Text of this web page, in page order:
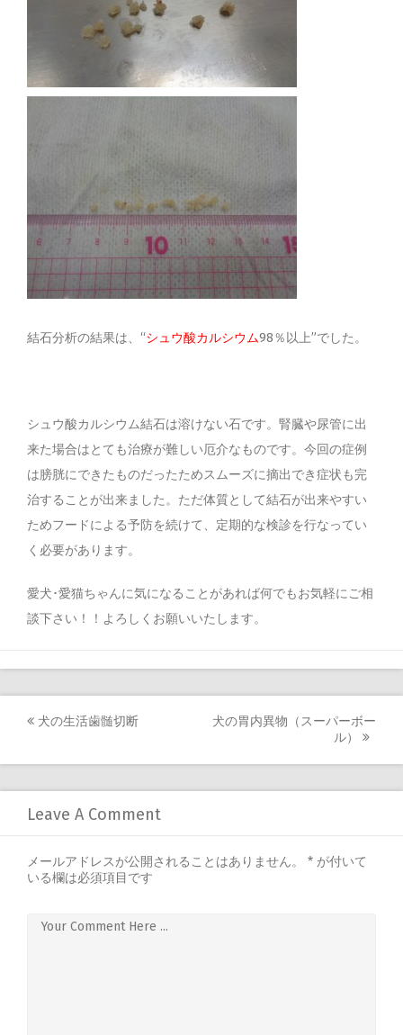
結石分析の結果は、“シュウ酸カルシウム98％以上”でした。
シュウ酸カルシウム結石は溶けない石です。腎臓や尿管に出
来た場合はとても治療が難しい厄介なものです。今回の症例
は膀胱にできたものだったためスムーズに摘出でき症状も完
治することが出来ました。ただ体質として結石が出来やすい
ためフードによる予防を続けて、定期的な検診を行なってい
く必要があります。
愛犬･愛猫ちゃんに気になることがあれば何でもお気軽にご相
談下さい！！よろしくお願いいたします。
navigation
犬の生活歯髄切断
犬の胃内異物（スーパーボー
ル）
Leave A Comment
メールアドレスが公開されることはありません。 * が付いて
いる欄は必須項目です